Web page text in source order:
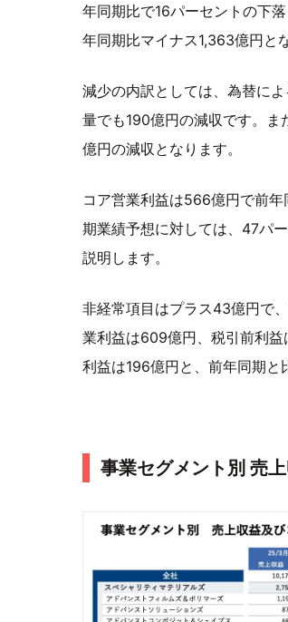
年同期比で16パーセントの下
年同期比マイナス1,363億円と
減少の内訳としては、為替に
量でも190億円の減収です。
億円の減収となります。
コア営業利益は566億円で前
期業績予想に対しては、47パ
説明します。
非経常項目はプラス43億円で
業利益は609億円、税引前利
利益は196億円と、前年同期と
事業セグメント別 売